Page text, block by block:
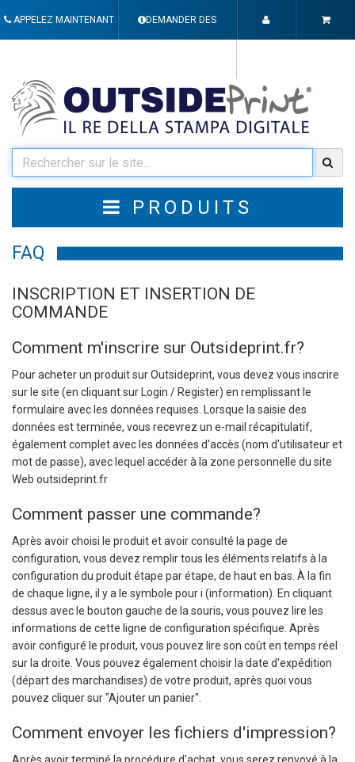
APPELEZ MAINTENANT DEMANDER DES
PRODUITS
FAQ
INSCRIPTION ET INSERTION DE
COMMANDE
Comment m'inscrire sur Outsideprint.fr?
Pour acheter un produit sur Outsideprint, vous devez vous inscrire
sur le site (en cliquant sur Login / Register) en remplissant le
formulaire avec les données requises. Lorsque la saisie des
données est terminée, vous recevrez un e-mail récapitulatif,
également complet avec les données d'accès (nom d'utilisateur et
mot de passe), avec lequel accéder à la zone personnelle du site
Web outsideprint.fr
Comment passer une commande?
Après avoir choisi le produit et avoir consulté la page de
configuration, vous devez remplir tous les éléments relatifs à la
configuration du produit étape par étape, de haut en bas. À la fin
de chaque ligne, il y a le symbole pour i (information). En cliquant
dessus avec le bouton gauche de la souris, vous pouvez lire les
informations de cette ligne de configuration spécifique. Après
avoir configuré le produit, vous pouvez lire son coût en temps réel
sur la droite. Vous pouvez également choisir la date d'expédition
(départ des marchandises) de votre produit, après quoi vous
pouvez cliquer sur "Ajouter un panier".
Comment envoyer les fichiers d'impression?